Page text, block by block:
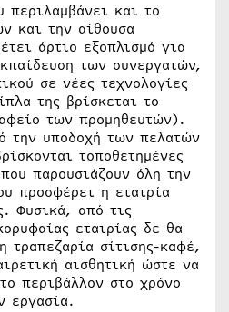
περιλαμβάνει και το
και την αίθουσα
άρτιο εξοπλισμό για
των συνεργατών,
σε νέες τεχνολογίες
της βρίσκεται το
των προμηθευτών).
την υποδοχή των πελατών
τοποθετημένες
παρουσιάζουν όλη την
προσφέρει η εταιρία
Φυσικά, από τις
εταιρίας δε θα
τραπεζαρία σίτισης-καφέ,
αισθητική ώστε να
περιβάλλον στο χρόνο
εργασία.